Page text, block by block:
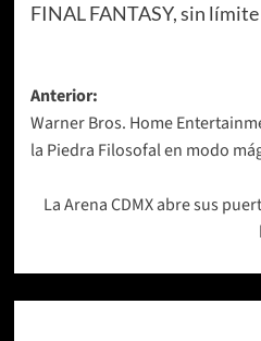
FINAL FANTASY, sin
Navegación
de
entradas
Anterior:
Warner Bros. Home
la Piedra Filosofal en modo
La Arena CDMX abre sus